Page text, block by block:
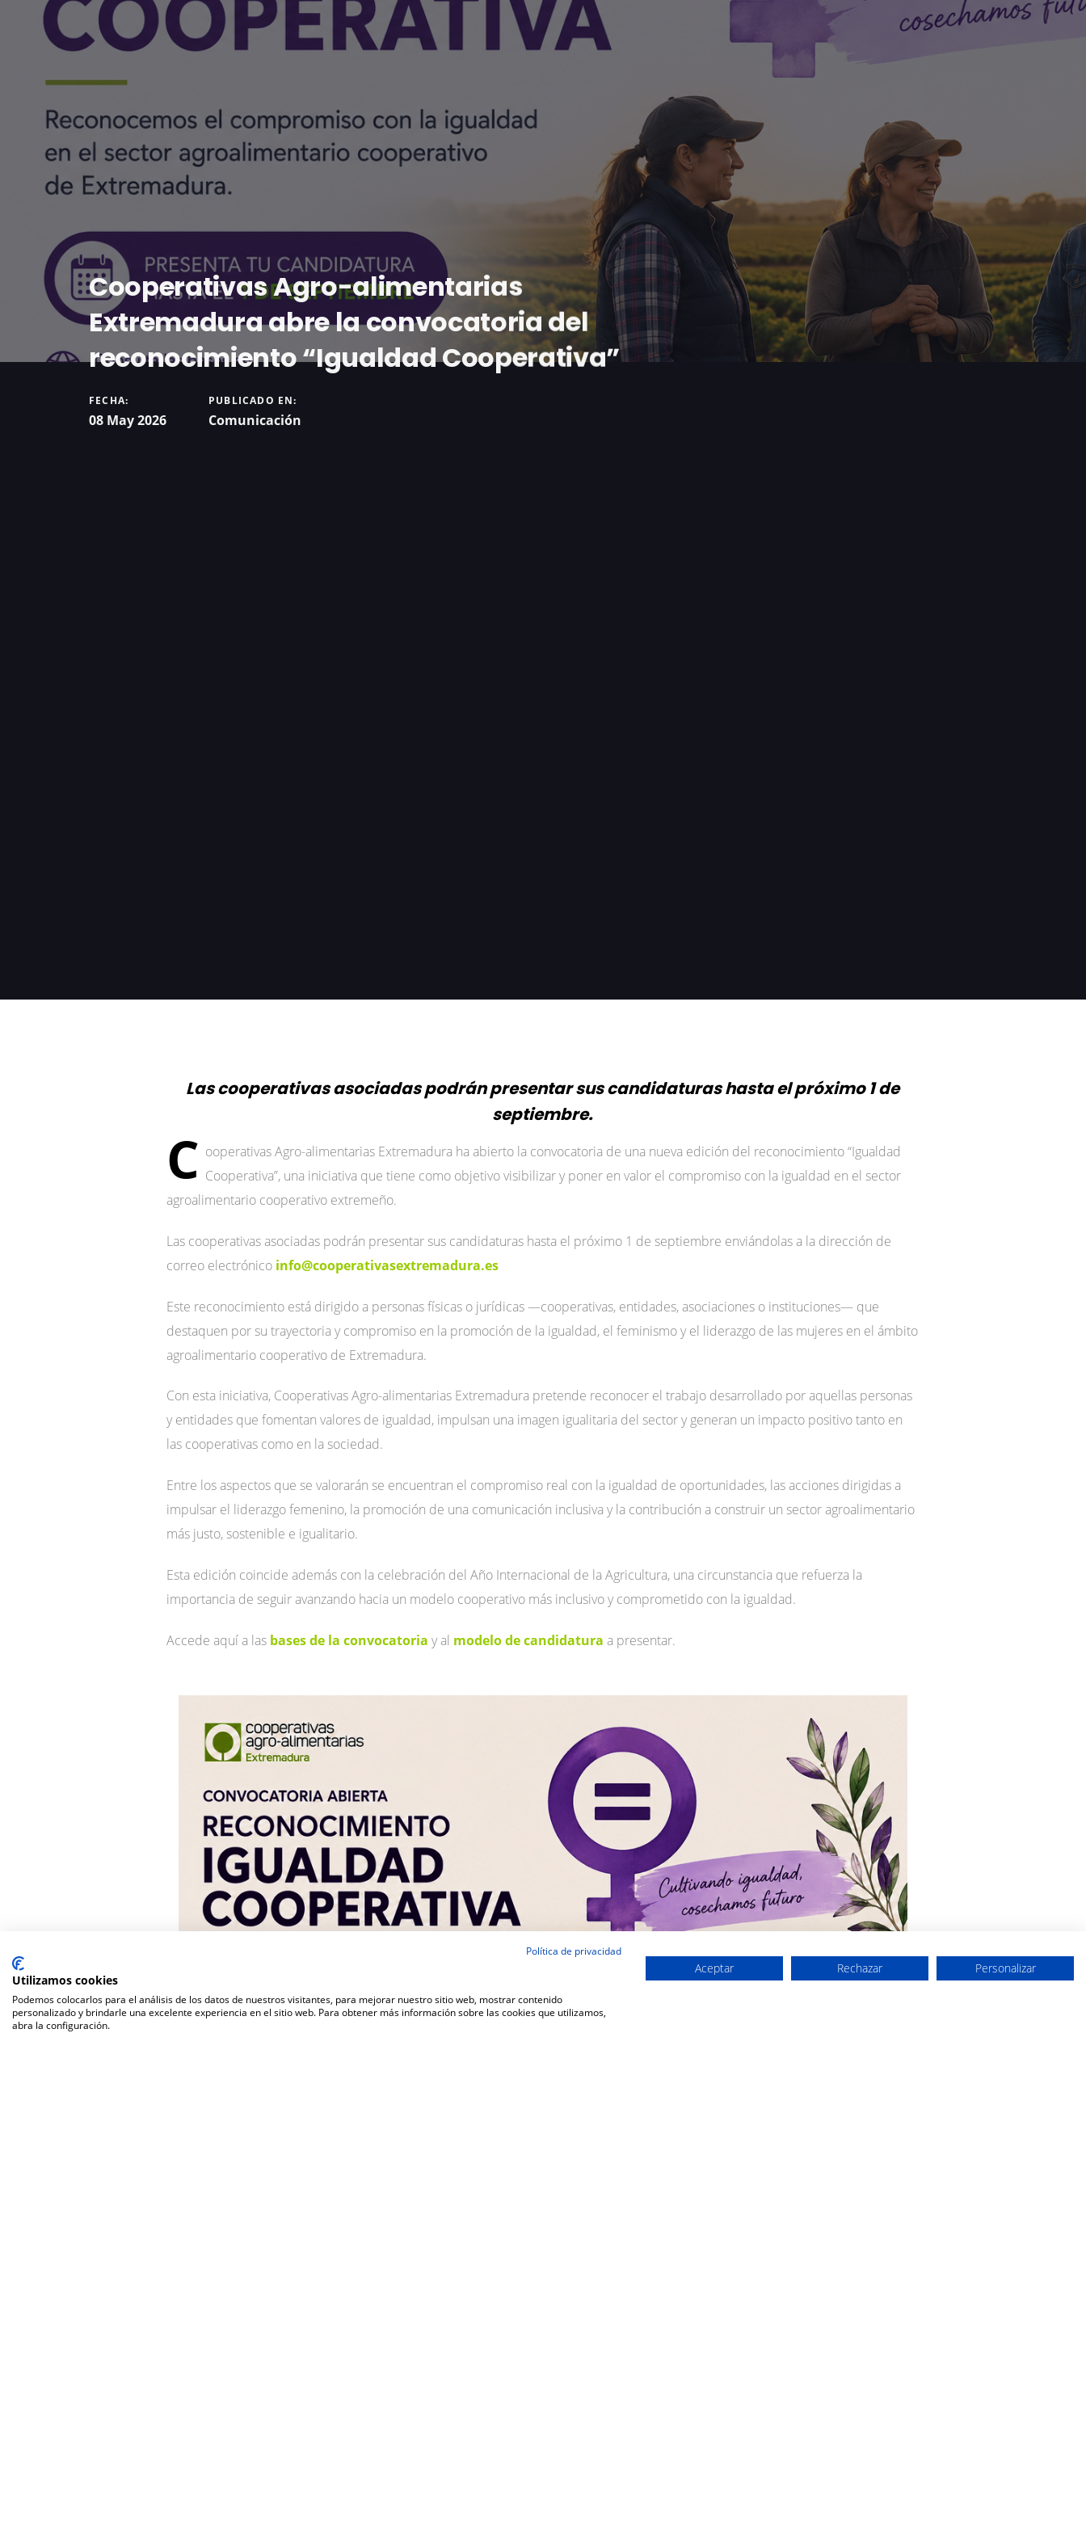
Cooperativas Agro-alimentarias
Extremadura abre la convocatoria del
reconocimiento “Igualdad Cooperativa”
FECHA:
08 May 2026
PUBLICADO EN:
Comunicación
Las cooperativas asociadas podrán presentar sus candidaturas hasta el próximo 1 de
septiembre.
C ooperativas Agro-alimentarias Extremadura ha abierto la convocatoria de una nueva edición del reconocimiento “Igualdad
Cooperativa”, una iniciativa que tiene como objetivo visibilizar y poner en valor el compromiso con la igualdad en el sector
agroalimentario cooperativo extremeño.
Las cooperativas asociadas podrán presentar sus candidaturas hasta el próximo 1 de septiembre enviándolas a la dirección de
correo electrónico info@cooperativasextremadura.es
Este reconocimiento está dirigido a personas físicas o jurídicas —cooperativas, entidades, asociaciones o instituciones— que
destaquen por su trayectoria y compromiso en la promoción de la igualdad, el feminismo y el liderazgo de las mujeres en el ámbito
agroalimentario cooperativo de Extremadura.
Con esta iniciativa, Cooperativas Agro-alimentarias Extremadura pretende reconocer el trabajo desarrollado por aquellas personas
y entidades que fomentan valores de igualdad, impulsan una imagen igualitaria del sector y generan un impacto positivo tanto en
las cooperativas como en la sociedad.
Entre los aspectos que se valorarán se encuentran el compromiso real con la igualdad de oportunidades, las acciones dirigidas a
impulsar el liderazgo femenino, la promoción de una comunicación inclusiva y la contribución a construir un sector agroalimentario
más justo, sostenible e igualitario.
Esta edición coincide además con la celebración del Año Internacional de la Agricultura, una circunstancia que refuerza la
importancia de seguir avanzando hacia un modelo cooperativo más inclusivo y comprometido con la igualdad.
Accede aquí a las bases de la convocatoria y al modelo de candidatura a presentar.
Política de privacidad
Utilizamos cookies
Podemos colocarlos para el análisis de los datos de nuestros visitantes, para mejorar nuestro sitio web, mostrar contenido
personalizado y brindarle una excelente experiencia en el sitio web. Para obtener más información sobre las cookies que utilizamos,
abra la configuración.
Aceptar Rechazar Personalizar